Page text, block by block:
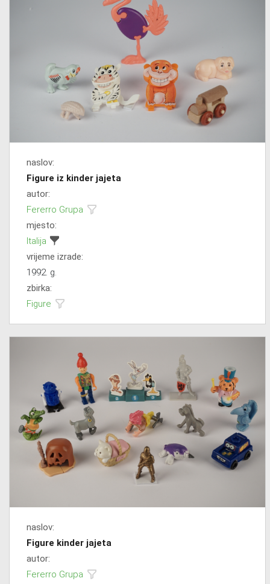
naslov:
Figure iz kinder jajeta
autor:
Fererro Grupa
mjesto:
Italija
vrijeme izrade:
1992. g.
zbirka:
Figure
naslov:
Figure kinder jajeta
autor:
Fererro Grupa